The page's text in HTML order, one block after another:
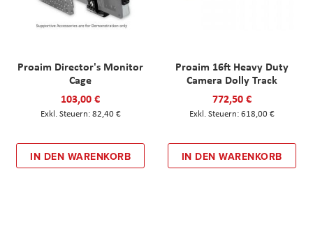
Proaim Director's Monitor
Cage
103,00 €
82,40 €
IN DEN WARENKORB
Proaim 16ft Heavy Duty
Camera Dolly Track
772,50 €
618,00 €
IN DEN WARENKORB